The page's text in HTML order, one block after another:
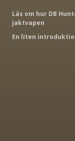
Läs om hur DB
jaktvapen
En liten